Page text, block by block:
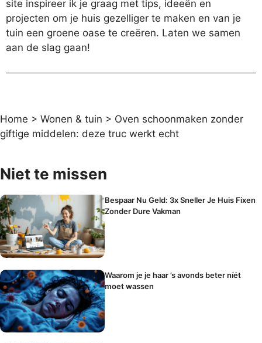
site inspireer ik je graag met tips, ideeën en
projecten om je huis gezelliger te maken en van je
tuin een groene oase te creëren. Laten we samen
aan de slag gaan!
Home > Wonen & tuin > Oven schoonmaken zonder
giftige middelen: deze truc werkt echt
Niet te missen
Bespaar Nu Geld: 3x Sneller Je Huis Fixen
Zonder Dure Vakman
Waarom je je haar ’s avonds beter níét
moet wassen